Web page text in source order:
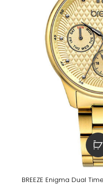
BREEZE Enigma Dual